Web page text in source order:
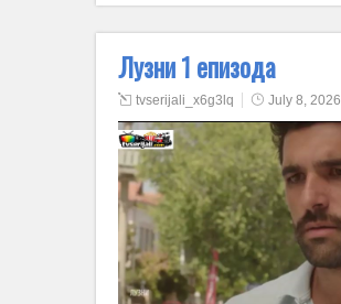
Лузни 1 епизода
tvserijali_x6g3lq July 8, 2026